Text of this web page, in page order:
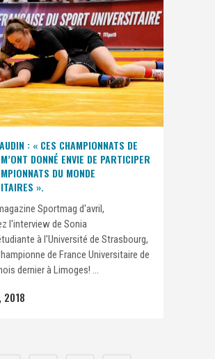
: « CES CHAMPIONNATS DE
DONNÉ ENVIE DE PARTICIPER
DU MONDE
».
Sportmag d'avril,
l'interview de Sonia
à l'Université de Strasbourg,
de France Universitaire de
dernier à Limoges! ...